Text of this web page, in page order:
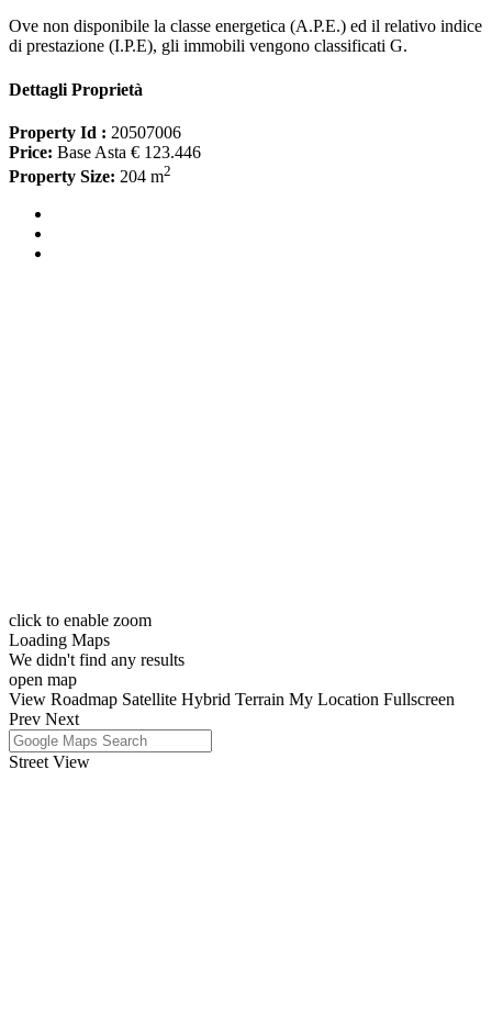
Ove non disponibile la classe energetica (A.P.E.) ed il relativo indice
di prestazione (I.P.E), gli immobili vengono classificati G.
Dettagli Proprietà
Property Id : 20507006
Price: Base Asta € 123.446
Property Size: 204 m2
click to enable zoom
Loading Maps
We didn't find any results
open map
View Roadmap Satellite Hybrid Terrain My Location Fullscreen
Prev Next
Street View